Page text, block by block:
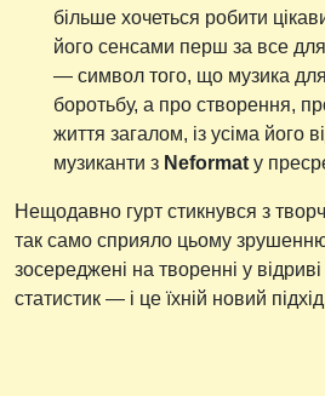
більше хочеться робити
його сенсами перш за все
— символ того, що музика
боротьбу, а про створення,
життя загалом, із усіма його
музиканти з Neformat у
Нещодавно гурт стикнувся з
так само сприяло цьому
зосереджені на творенні у відриві
статистик — і це їхній новий